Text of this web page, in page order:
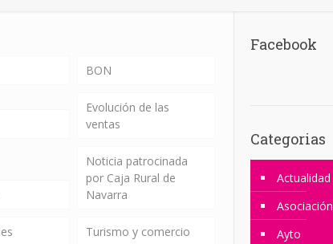
BON
Evolución de las
ventas
Noticia patrocinada
por Caja Rural de
Navarra
Turismo y comercio
Facebook
Categorias
Actualidad
Asociación
Ayto